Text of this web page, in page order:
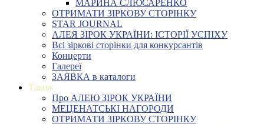
МАРИНА СЛЮСАРЕНКО
ОТРИМАТИ ЗІРКОВУ СТОРІНКУ
STAR JOURNAL
АЛЕЯ ЗІРОК УКРАЇНИ: ІСТОРІЇ УСПІХУ
Всі зіркові сторінки для конкурсантів
Концерти
Галереї
ЗАЯВКА в каталоги
Також
Про АЛЕЮ ЗІРОК УКРАЇНИ
МЕЦЕНАТСЬКІ НАГОРОДИ
ОТРИМАТИ ЗІРКОВУ СТОРІНКУ